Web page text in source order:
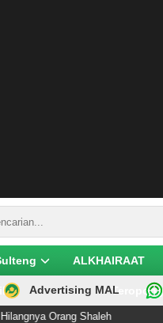
ALKHAIRAAT
Teropong
Advertising MAL
Orang Shaleh